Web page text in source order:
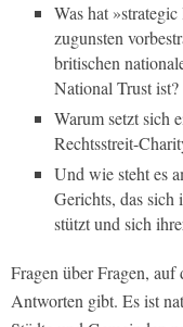
Was hat
zugunsten
britischen
National Trust ist?
Warum setzt sich
Rechtsstreit-
Und wie steht es
Gerichts, das sich
stützt und sich
Fragen über Fragen,
Antworten gibt. Es ist